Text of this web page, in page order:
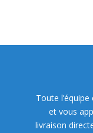
Toute
et vous
livraison